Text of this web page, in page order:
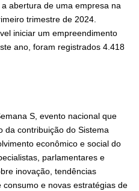
abertura de uma empresa na
trimestre de 2024.
iniciar um empreendimento
ano, foram registrados 4.418
S, evento nacional que
da contribuição do Sistema
econômico e social do
parlamentares e
inovação, tendências
e novas estratégias de